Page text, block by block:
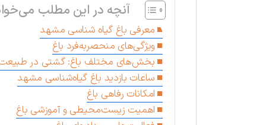
آنچه در این مطلب
معرفی باغ گیاه شناسی مشهد
ویژگی‌های منحصربه‌فرد باغ
بخش‌های مختلف باغ: گشتی در
ساعات بازدید باغ گیاه‌شناسی مشهد
امکانات رفاهی باغ
اهمیت زیست‌محیطی و آموزشی باغ